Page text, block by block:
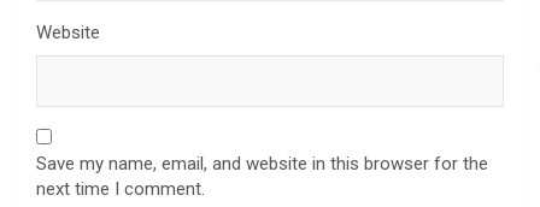
Website
Save my name, email, and website in this browser for the
next time I comment.